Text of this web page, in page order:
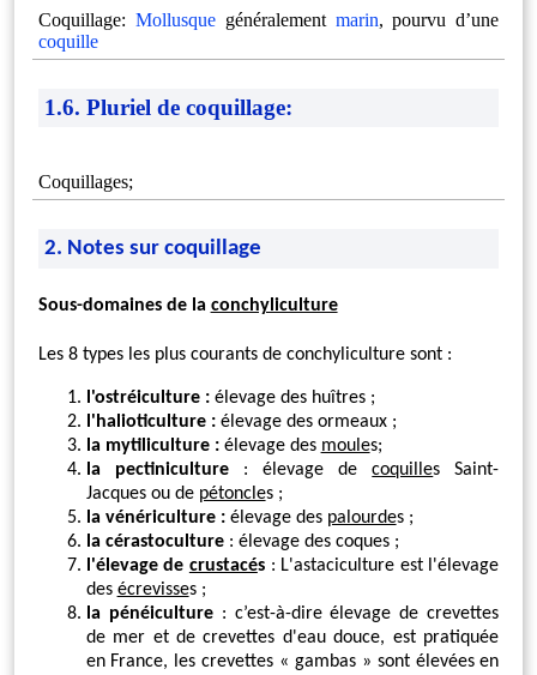
Coquillage: Mollusquegénéralement marin, pourvu d’une
coquille
1.6. Pluriel de coquillage:
Coquillages;
2. Notes sur coquillage
Sous-domaines de la conchyliculture
Les 8 types les plus courants de conchyliculture sont :
l'ostréiculture : élevage des huîtres ;
l'halioticulture : élevage des ormeaux ;
la mytiliculture : élevage des moules;
la pectiniculture: élevage decoquilles Saint-
Jacques ou de pétoncles ;
la vénériculture : élevage des palourdes ;
la cérastoculture: élevage des coques ;
l'élevage de crustacés: L'astaciculture est l'élevage
des écrevisses ;
la pénéiculture: c’est-à-dire élevage de crevettes
de mer et de crevettes d'eau douce, est pratiquée
en France, les crevettes « gambas » sont élevées en